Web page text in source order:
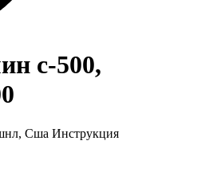
с-500,
Сша Инструкция